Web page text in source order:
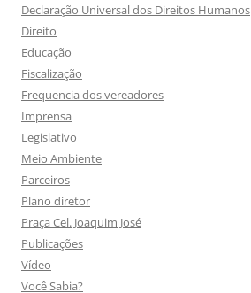
Declaração Universal dos Direitos Humanos
Direito
Educação
Fiscalização
Frequencia dos vereadores
Imprensa
Legislativo
Meio Ambiente
Parceiros
Plano diretor
Praça Cel. Joaquim José
Publicações
Vídeo
Você Sabia?